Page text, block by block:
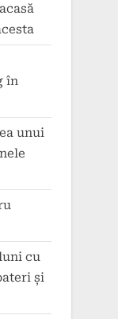
în
unui
cu
și